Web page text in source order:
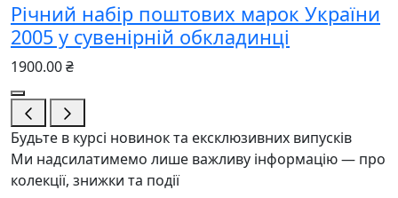
Річний набір поштових марок України
2005 у сувенірній обкладинці
1900.00 ₴
Будьте в курсі новинок та ексклюзивних випусків
Ми надсилатимемо лише важливу інформацію — про
колекції, знижки та події